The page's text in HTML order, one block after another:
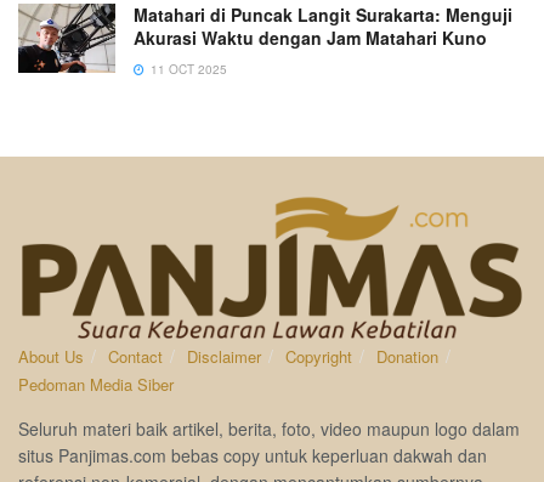
Matahari di Puncak Langit Surakarta: Menguji
Akurasi Waktu dengan Jam Matahari Kuno
11 OCT 2025
About Us Contact Disclaimer Copyright
Donation
Pedoman Media Siber
Seluruh materi baik artikel, berita, foto, video maupun logo dalam
situs Panjimas.com bebas copy untuk keperluan dakwah dan